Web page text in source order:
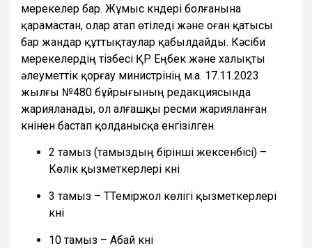
мерекелер бар. Жұмыс күндері болғанына
қарамастан, олар атап өтіледі және оған қатысы
бар жандар құттықтаулар қабылдайды. Кәсіби
мерекелердің тізбесі ҚР Еңбек және халықты
әлеуметтік қорғау министрінің м.а. 17.11.2023
жылғы №480 бұйрығының редакциясында
жарияланады, ол алғашқы ресми жарияланған
күнінен бастап қолданысқа енгізілген.
2 тамыз (тамыздың бірінші жексенбісі) –
Көлік қызметкерлері күні
3 тамыз – ТТеміржол көлігі қызметкерлері
күні
10 тамыз – Абай күні